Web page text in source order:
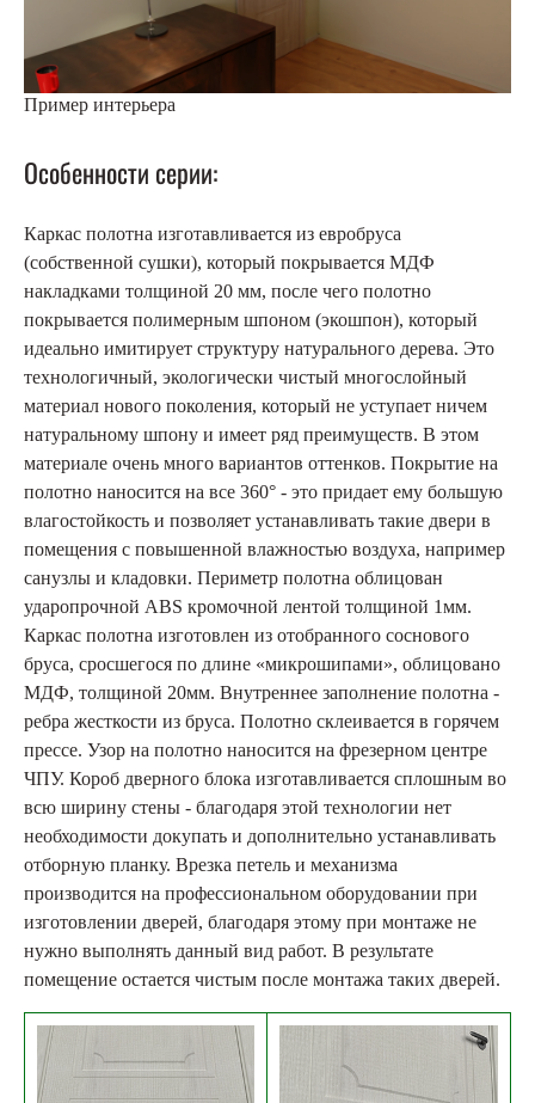
Пример интерьера
Особенности серии:
Каркас полотна изготавливается из евробруса
(собственной сушки), который покрывается МДФ
накладками толщиной 20 мм, после чего полотно
покрывается полимерным шпоном (экошпон), который
идеально имитирует структуру натурального дерева. Это
технологичный, экологически чистый многослойный
материал нового поколения, который не уступает ничем
натуральному шпону и имеет ряд преимуществ. В этом
материале очень много вариантов оттенков. Покрытие на
полотно наносится на все 360° - это придает ему большую
влагостойкость и позволяет устанавливать такие двери в
помещения с повышенной влажностью воздуха, например
санузлы и кладовки. Периметр полотна облицован
ударопрочной ABS кромочной лентой толщиной 1мм.
Каркас полотна изготовлен из отобранного соснового
бруса, сросшегося по длине «микрошипами», облицовано
МДФ, толщиной 20мм. Внутреннее заполнение полотна -
ребра жесткости из бруса. Полотно склеивается в горячем
прессе. Узор на полотно наносится на фрезерном центре
ЧПУ. Короб дверного блока изготавливается сплошным во
всю ширину стены - благодаря этой технологии нет
необходимости докупать и дополнительно устанавливать
отборную планку. Врезка петель и механизма
производится на профессиональном оборудовании при
изготовлении дверей, благодаря этому при монтаже не
нужно выполнять данный вид работ. В результате
помещение остается чистым после монтажа таких дверей.